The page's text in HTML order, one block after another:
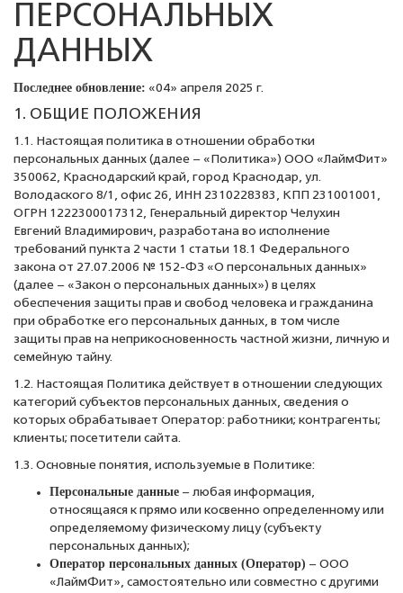
ПЕРСОНАЛЬНЫХ
ДАННЫХ
Последнее обновление: «04» апреля 2025 г.
1. ОБЩИЕ ПОЛОЖЕНИЯ
1.1. Настоящая политика в отношении обработки
персональных данных (далее – «Политика») ООО «ЛаймФит»
350062, Краснодарский край, город Краснодар, ул.
Володаского 8/1, офис 26, ИНН 2310228383, КПП 231001001,
ОГРН 1222300017312, Генеральный директор Челухин
Евгений Владимирович, разработана во исполнение
требований пункта 2 части 1 статьи 18.1 Федерального
закона от 27.07.2006 № 152-ФЗ «О персональных данных»
(далее – «Закон о персональных данных») в целях
обеспечения защиты прав и свобод человека и гражданина
при обработке его персональных данных, в том числе
защиты прав на неприкосновенность частной жизни, личную и
семейную тайну.
1.2. Настоящая Политика действует в отношении следующих
категорий субъектов персональных данных, сведения о
которых обрабатывает Оператор: работники; контрагенты;
клиенты; посетители сайта.
1.3. Основные понятия, используемые в Политике:
Персональные данные – любая информация,
относящаяся к прямо или косвенно определенному или
определяемому физическому лицу (субъекту
персональных данных);
Оператор персональных данных (Оператор) – ООО
«ЛаймФит», самостоятельно или совместно с другими